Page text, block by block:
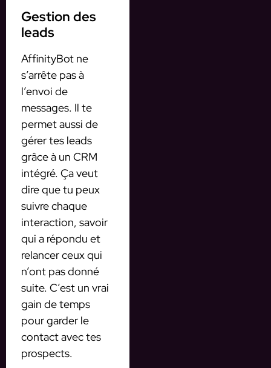
Gestion des
leads
AffinityBot ne
s’arrête pas à
l’envoi de
messages. Il te
permet aussi de
gérer tes leads
grâce à un CRM
intégré. Ça veut
dire que tu peux
suivre chaque
interaction, savoir
qui a répondu et
relancer ceux qui
n’ont pas donné
suite. C’est un vrai
gain de temps
pour garder le
contact avec tes
prospects.